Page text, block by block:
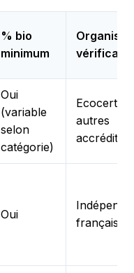
% bio
minimum
Oui
(variable
selon
catégorie)
Ecocert et
autres
accrédités
Oui
français